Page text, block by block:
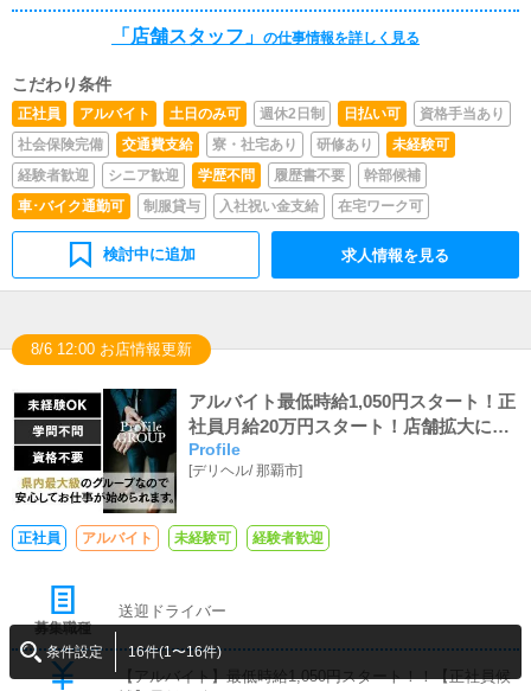
「店舗スタッフ」 の仕事情報を詳しく見る
こだわり条件
正社員 アルバイト 土日のみ可 週休2日制 日払い可
資格手当あり
社会保険完備
交通費支給 寮・社宅あり 研修あり
未経験可
経験者歓迎
シニア歓迎 学歴不問 履歴書不要
幹部候補
車･バイク通勤可
制服貸与 入社祝い金支給 在宅ワーク可
検討中に追加 求人情報を見る
8/6 12:00 お店情報更新
アルバイト最低時給1,050円スタート！正
社員月給20万円スタート！店舗拡大につ
き緊急募集中！！安定のグループ店でア
ナタも働きませんか？？ 男性・女性と
Profile
[デリヘル/那覇市]
正社員 アルバイト 未経験可 経験者歓迎
募集職種
送迎ドライバー
【アルバイト】最低時給1,050円スタート！！【正社員候
条件設定 16件(1〜16件)